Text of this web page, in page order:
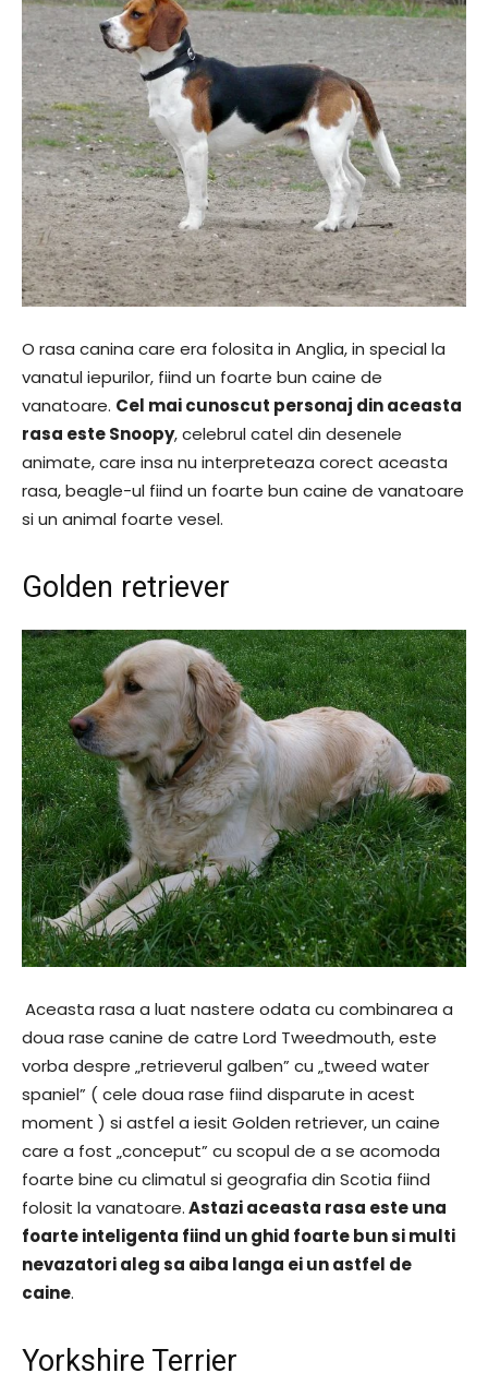
O rasa canina care era folosita in Anglia, in special la
vanatul iepurilor, fiind un foarte bun caine de
vanatoare. Cel mai cunoscut personaj din aceasta
rasa este Snoopy, celebrul catel din desenele
animate, care insa nu interpreteaza corect aceasta
rasa, beagle-ul fiind un foarte bun caine de vanatoare
si un animal foarte vesel.
Golden retriever
Aceasta rasa a luat nastere odata cu combinarea a
doua rase canine de catre Lord Tweedmouth, este
vorba despre „retrieverul galben” cu „tweed water
spaniel” ( cele doua rase fiind disparute in acest
moment ) si astfel a iesit Golden retriever, un caine
care a fost „conceput” cu scopul de a se acomoda
foarte bine cu climatul si geografia din Scotia fiind
folosit la vanatoare.Astazi aceasta rasa este una
foarte inteligenta fiind un ghid foarte bun si multi
nevazatori aleg sa aiba langa ei un astfel de
caine.
Yorkshire Terrier